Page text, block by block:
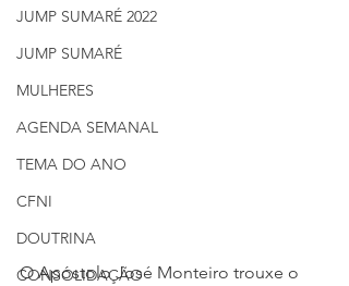
JUMP SUMARÉ 2022
JUMP SUMARÉ
MULHERES
AGENDA SEMANAL
TEMA DO ANO
CFNI
DOUTRINA
CONSOLIDAÇÃO
O Apóstolo José Monteiro trouxe o